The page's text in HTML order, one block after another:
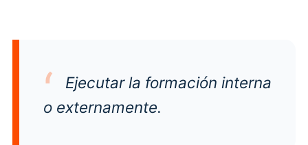
Ejecutar la formación interna
o externamente.